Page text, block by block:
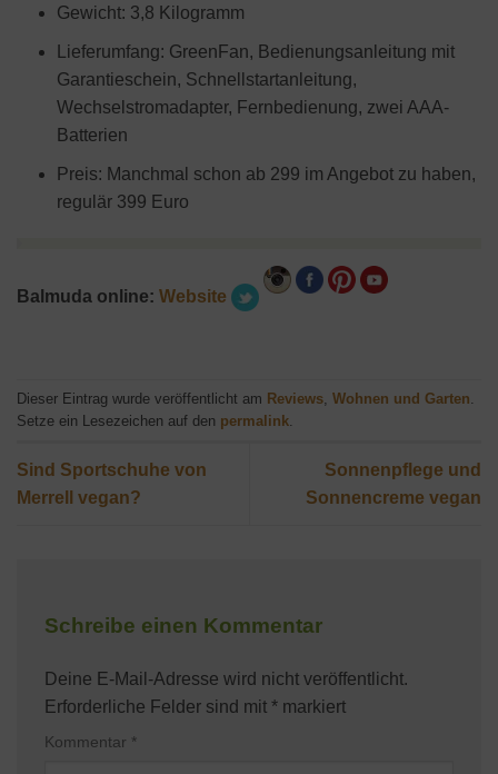
Gewicht: 3,8 Kilogramm
Lieferumfang: GreenFan, Bedienungsanleitung mit
Garantieschein, Schnellstartanleitung,
Wechselstromadapter, Fernbedienung, zwei AAA-
Batterien
Preis: Manchmal schon ab 299 im Angebot zu haben,
regulär 399 Euro
Balmuda online: Website
Dieser Eintrag wurde veröffentlicht am Reviews Wohnen und Garten
Setze ein Lesezeichen auf den permalink
Sind Sportschuhe von
Merrell vegan?
Sonnenpflege und
Sonnencreme vegan
Schreibe einen Kommentar
Deine E-Mail-Adresse wird nicht veröffentlicht.
Erforderliche Felder sind mit * markiert
Kommentar *